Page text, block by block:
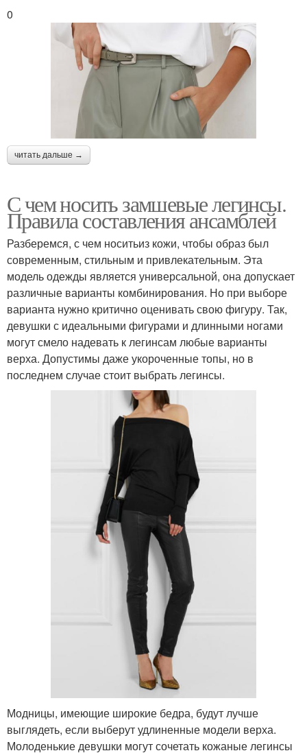
0
читать дальше →
С чем носить замшевые легинсы.
Правила составления ансамблей
Разберемся, с чем носитьиз кожи, чтобы образ был
современным, стильным и привлекательным. Эта
модель одежды является универсальной, она допускает
различные варианты комбинирования. Но при выборе
варианта нужно критично оценивать свою фигуру. Так,
девушки с идеальными фигурами и длинными ногами
могут смело надевать к легинсам любые варианты
верха. Допустимы даже укороченные топы, но в
последнем случае стоит выбрать легинсы.
Модницы, имеющие широкие бедра, будут лучше
выглядеть, если выберут удлиненные модели верха.
Молоденькие девушки могут сочетать кожаные легинсы